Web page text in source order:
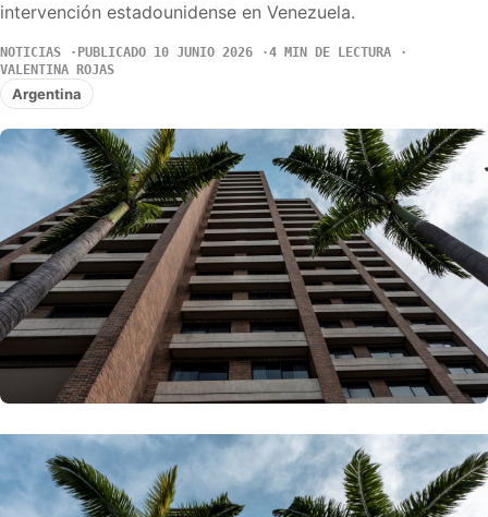
intervención estadounidense en Venezuela.
NOTICIAS PUBLICADO 10 JUNIO 2026
4 MIN DE LECTURA
VALENTINA ROJAS
Argentina